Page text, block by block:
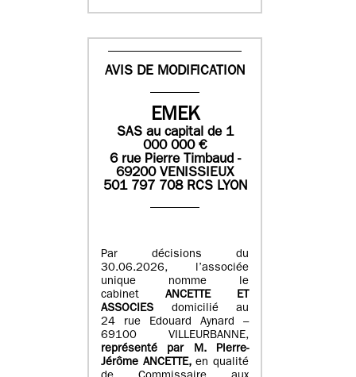
AVIS DE MODIFICATION
EMEK
SASau capital de 1
000 000€
6 rue Pierre Timbaud -
69200 VENISSIEUX
501 797 708 RCS LYON
Par décisions du
30.06.2026, l’associée
unique nomme le
cabinet ANCETTE ET
ASSOCIES
domicilié au
24 rue Edouard Aynard –
69100 VILLEURBANNE,
représenté par M.Pierre-
Jérôme ANCETTE, en qualité